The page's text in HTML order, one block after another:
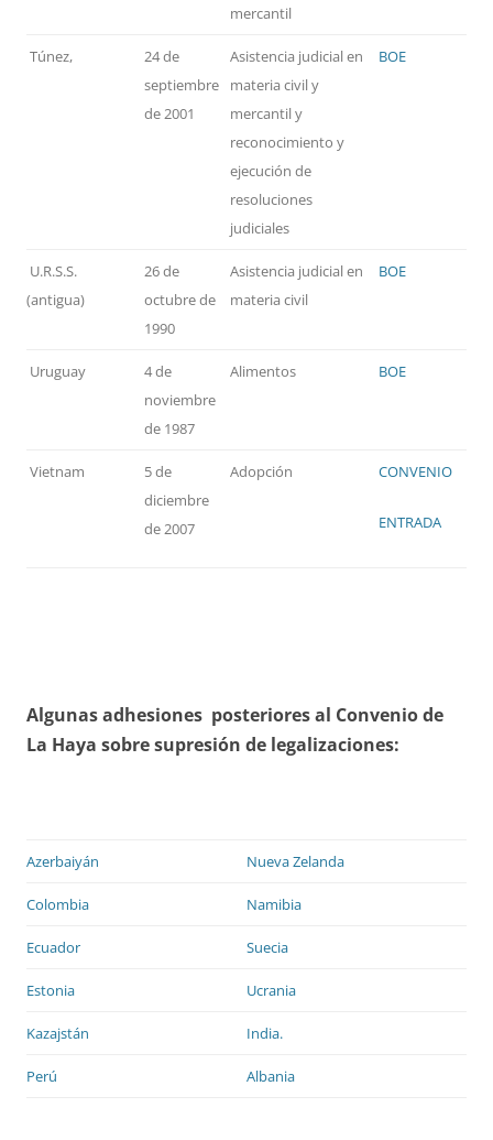
mercantil
Túnez,
24 de
septiembre
de 2001
Asistencia judicial en
materia civil y
mercantil y
reconocimiento y
ejecución de
resoluciones
judiciales
BOE
U.R.S.S.
(antigua)
26 de
octubre de
1990
Asistencia judicial en
materia civil
BOE
Uruguay
4 de
noviembre
de 1987
Alimentos BOE
Vietnam
5 de
diciembre
de 2007
Adopción CONVENIO
ENTRADA
Algunas adhesiones posteriores al Convenio de
La Haya sobre supresión de legalizaciones:
Azerbaiyán Nueva Zelanda
Colombia Namibia
Ecuador Suecia
Estonia Ucrania
Kazajstán India.
Perú Albania